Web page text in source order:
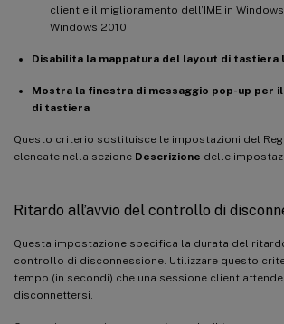
client e il miglioramento dell’IME in
Windows 2010.
Disabilita la mappatura del layout di tastiera
Mostra la finestra di messaggio pop-up per
di tastiera
Questo criterio sostituisce le impostazioni del
elencate nella sezione Descrizione delle
Ritardo all’avvio del controllo di
Questa impostazione specifica la durata del
controllo di disconnessione. Utilizzare questo
tempo (in secondi) che una sessione client
disconnettersi.